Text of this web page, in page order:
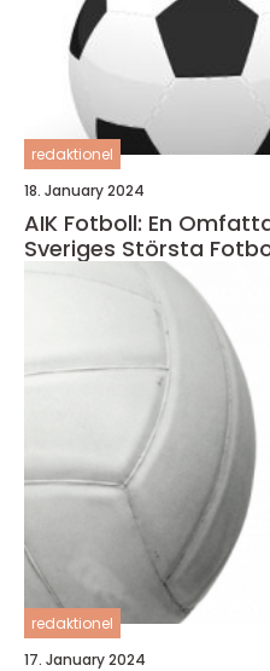
redaktionel
18. January 2024
AIK Fotboll: En
Sveriges Största
redaktionel
17. January 2024